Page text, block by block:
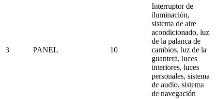
3 PANEL 10
Interruptor de
iluminación,
sistema de aire
acondicionado, luz
de la palanca de
cambios, luz de la
guantera, luces
interiores, luces
personales, sistema
de audio, sistema
de navegación